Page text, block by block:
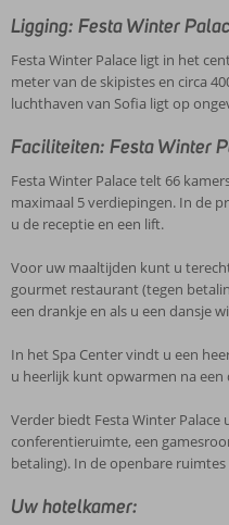
Ligging: Festa Winter
Festa Winter Palace ligt in het
meter van de skipistes en circa
luchthaven van Sofia ligt op
Faciliteiten: Festa Winter
Festa Winter Palace telt 66
maximaal 5 verdiepingen. In de
u de receptie en een lift.
Voor uw maaltijden kunt u
gourmet restaurant (tegen
een drankje en als u een dansje
In het Spa Center vindt u een
u heerlijk kunt opwarmen na een
Verder biedt Festa Winter Palace
conferentieruimte, een
betaling). In de openbare
Uw hotelkamer: